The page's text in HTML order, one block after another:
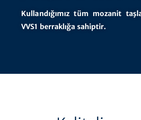
Kullandığımız tüm mozanit
VVS1 berraklığa sahiptir.